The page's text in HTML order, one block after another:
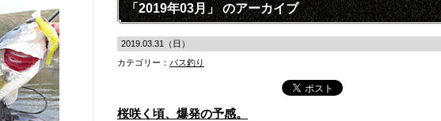
「2019年03月」 のアーカイブ
2019.03.31（日）
カテゴリー： バス釣り
桜咲く頃、爆発の予感。